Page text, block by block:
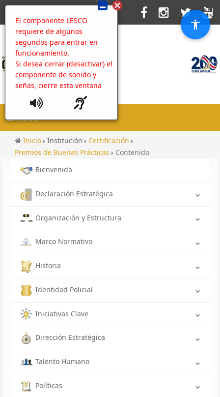
El componente LESCO
requiere de algunos
segundos para entrar en
funcionamiento.
Si desea cerrar (desactivar) el
componente de sonido y
señas, cierre esta ventana
MENU
Inicio Institución
Certificación
Premios de Buenas Prácticas
Contenido
Bienvenida
Declaración Estratégica
Organización y Estructura
Marco Normativo
Historia
Identidad Policial
Iniciativas Clave
Dirección Estratégica
Talento Humano
Políticas